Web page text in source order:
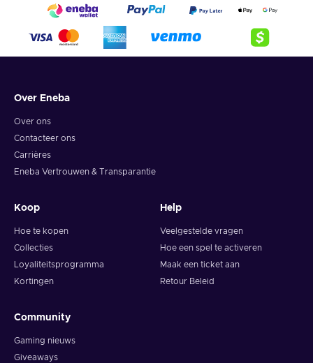
Over Eneba
Over ons
Contacteer ons
Carrières
Eneba Vertrouwen & Transparantie
Koop
Hoe te kopen
Collecties
Loyaliteitsprogramma
Kortingen
Help
Veelgestelde vragen
Hoe een spel te activeren
Maak een ticket aan
Retour Beleid
Community
Gaming nieuws
Giveaways